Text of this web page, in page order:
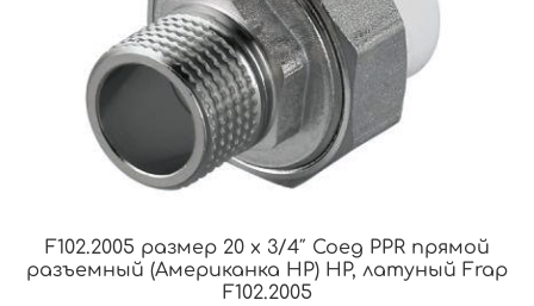
F102.2005 размер 20 x 3/4″ Соед PPR прямой
разъемный (Американка НР) НР, латуный Frap
F102.2005